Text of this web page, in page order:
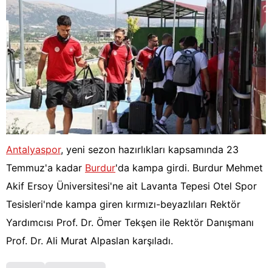
Antalyaspor, yeni sezon hazırlıkları kapsamında 23
Temmuz'a kadar Burdur'da kampa girdi. Burdur Mehmet
Akif Ersoy Üniversitesi'ne ait Lavanta Tepesi Otel Spor
Tesisleri'nde kampa giren kırmızı-beyazlıları Rektör
Yardımcısı Prof. Dr. Ömer Tekşen ile Rektör Danışmanı
Prof. Dr. Ali Murat Alpaslan karşıladı.